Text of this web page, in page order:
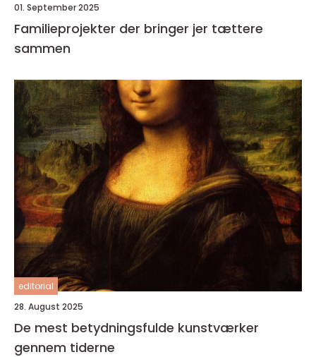
01. September 2025
Familieprojekter der bringer jer tættere
sammen
editorial
28. August 2025
De mest betydningsfulde kunstværker
gennem tiderne